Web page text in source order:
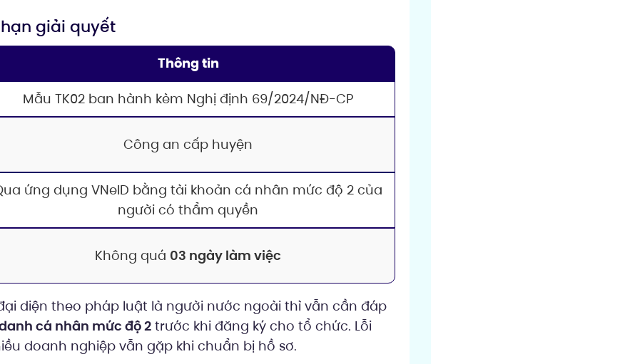
giải quyết
Thông tin
Mẫu TK02 ban hành kèm Nghị định 69/2024/NĐ-CP
Công an cấp huyện
ứng dụng VNeID bằng tài khoản cá nhân mức độ 2 của
người có thẩm quyền
Không quá 03 ngày làm việc
diện theo pháp luật là người nước ngoài thì vẫn cần đáp
cá nhân mức độ 2trước khi đăng ký cho tổ chức. Lỗi
doanh nghiệp vẫn gặp khi chuẩn bị hồ sơ.